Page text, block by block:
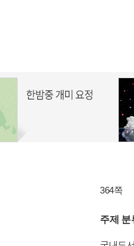
364쪽
주제 분